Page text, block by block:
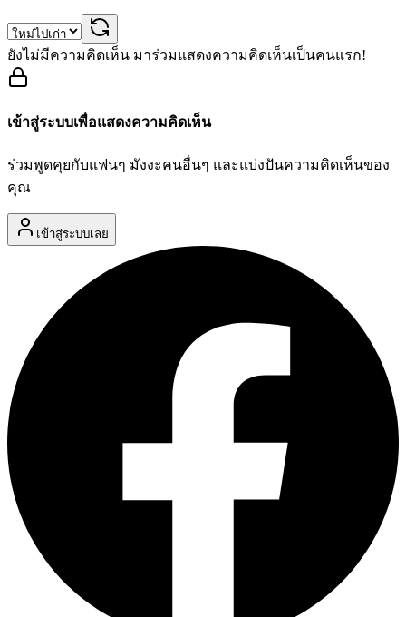
ยังไม่มีความคิดเห็น มาร่วมแสดงความคิดเห็นเป็นคนแรก!
เข้าสู่ระบบเพื่อแสดงความคิดเห็น
ร่วมพูดคุยกับแฟนๆ มังงะคนอื่นๆ และแบ่งปันความคิดเห็นของ
คุณ
เข้าสู่ระบบเลย